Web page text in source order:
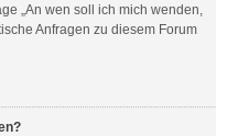
„An wen soll ich mich wenden,
Anfragen zu diesem Forum